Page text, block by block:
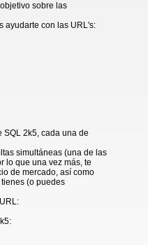
sobre las
ayudarte con las URL's:
SQL 2k5, cada una de
simultáneas (una de las
lo que una vez más, te
de mercado, así como
(o puedes